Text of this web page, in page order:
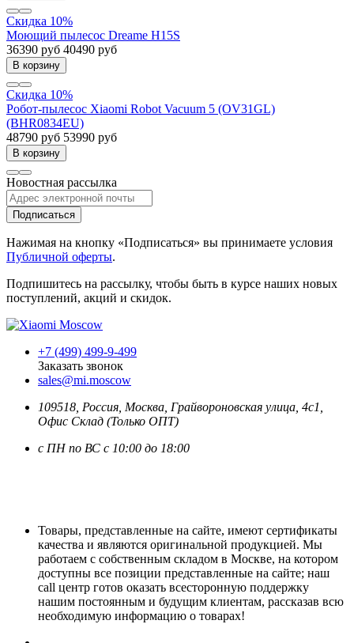
Скидка 10%
Моющий пылесос Dreame H15S
36390 руб 40490 руб
В корзину
Скидка 10%
Робот-пылесос Xiaomi Robot Vacuum 5 (OV31GL)
(BHR0834EU)
48790 руб 53990 руб
В корзину
Новостная рассылка
Подписаться
Нажимая на кнопку «Подписаться» вы принимаете условия
Публичной оферты.
Подпишитесь на рассылку, чтобы быть в курсе наших новых
поступлений, акций и скидок.
+7 (499) 499-9-499
Заказать звонок
sales@mi.moscow
109518, Россия Москва , Грайвороновская улица, 4с1,
Офис Склад (Только ОПТ)
с ПН по ВС с 10:00 до 18:00
Товары, представленные на сайте, имеют сертификаты
качества и являются оригинальной продукцией. Мы
работаем с собственным складом в Москве, на котором
доступны все позиции представленные на сайте; наш
call центр готов оказать всесторонную поддержку
нашим постоянным и будущим клиентам, рассказав всю
необходимую информацию о товарах!